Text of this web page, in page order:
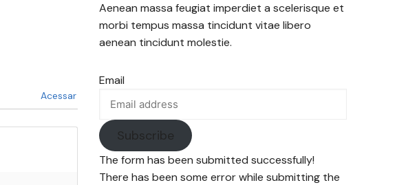
Acessar
Aenean massa feugiat imperdiet a scelerisque et
morbi tempus massa tincidunt vitae libero
aenean tincidunt molestie.
Email
Subscribe
The form has been submitted successfully!
There has been some error while submitting the